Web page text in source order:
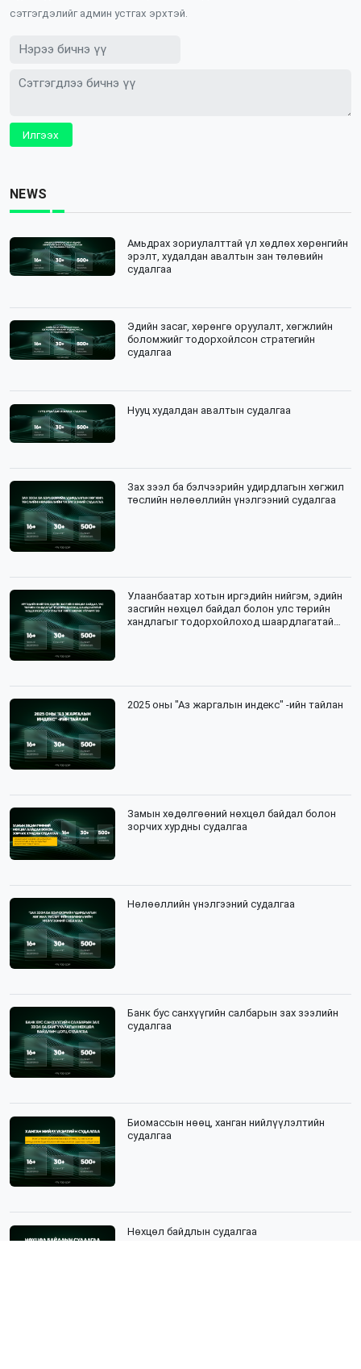
сэтгэгдэлийг админ устгах эрхтэй.
Илгээх
NEWS
Амьдрах зориулалттай үл хөдлөх хөрөнгийн
эрэлт, худалдан авалтын зан төлөвийн
судалгаа
Эдийн засаг, хөрөнгө оруулалт, хөгжлийн
боломжийг тодорхойлсон стратегийн
судалгаа
Нууц худалдан авалтын судалгаа
Зах зээл ба бэлчээрийн удирдлагын хөгжил
төслийн нөлөөллийн үнэлгээний судалгаа
Улаанбаатар хотын иргэдийн нийгэм, эдийн
засгийн нөхцөл байдал болон улс төрийн
хандлагыг тодорхойлоход шаардлагатай
2025 оны "Аз жаргалын индекс" -ийн тайлан
Замын хөдөлгөөний нөхцөл байдал болон
зорчих хурдны судалгаа
Нөлөөллийн үнэлгээний судалгаа
Банк бус санхүүгийн салбарын зах зээлийн
судалгаа
Биомассын нөөц, ханган нийлүүлэлтийн
судалгаа
Нөхцөл байдлын судалгаа